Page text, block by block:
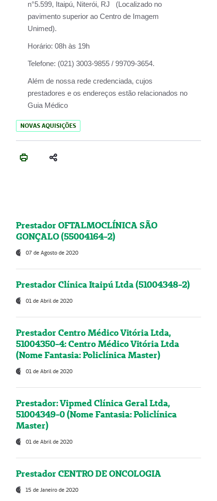
n°5.599, Itaipú, Niterói, RJ (Localizado no
pavimento superior ao Centro de Imagem
Unimed).
Horário: 08h às 19h
Telefone: (021) 3003-9855 / 99709-3654.
Além de nossa rede credenciada, cujos
prestadores e os endereços estão relacionados no
Guia Médico
NOVAS AQUISIÇÕES
Prestador OFTALMOCLÍNICA SÃO
GONÇALO (55004164-2)
07 de Agosto de 2020
Prestador Clínica Itaipú Ltda (51004348-2)
01 de Abril de 2020
Prestador Centro Médico Vitória Ltda,
51004350-4: Centro Médico Vitória Ltda
(Nome Fantasia: Policlínica Master)
01 de Abril de 2020
Prestador: Vipmed Clínica Geral Ltda,
51004349-0 (Nome Fantasia: Policlínica
Master)
01 de Abril de 2020
Prestador CENTRO DE ONCOLOGIA
15 de Janeiro de 2020